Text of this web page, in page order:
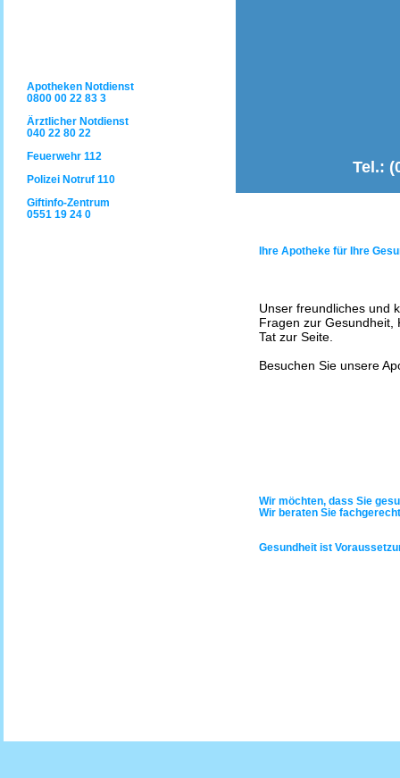
Tel.:
Ihre Apotheke für Ihre
Unser freundliches und
Fragen zur Gesundheit,
Tat zur Seite.
Besuchen Sie unsere
Wir möchten, dass Sie
Wir beraten Sie
Gesundheit ist
Apotheken Notdienst
0800 00 22 83 3
Ärztlicher Notdienst
040 22 80 22
Feuerwehr 112
Polizei Notruf 110
Giftinfo-Zentrum
0551 19 24 0